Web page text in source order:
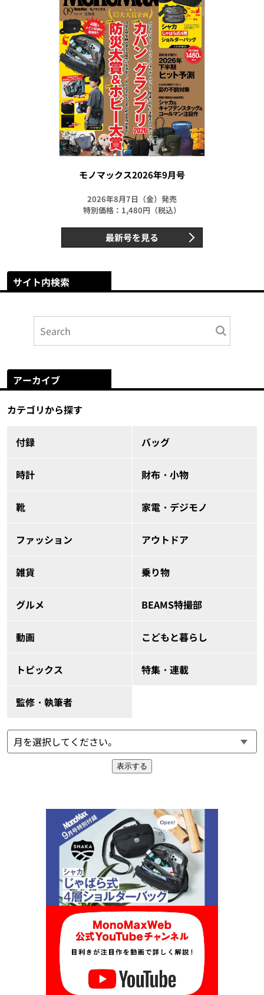
モノマックス2026年9月号
2026年8月7日（金）発売
特別価格：1,480円（税込）
最新号を見る
サイト内検索
アーカイブ
カテゴリから探す
付録 バッグ
時計 財布・小物
靴 家電・デジモノ
ファッション アウトドア
雑貨 乗り物
グルメ BEAMS特撮部
動画 こどもと暮らし
トピックス 特集・連載
監修・執筆者
表示する